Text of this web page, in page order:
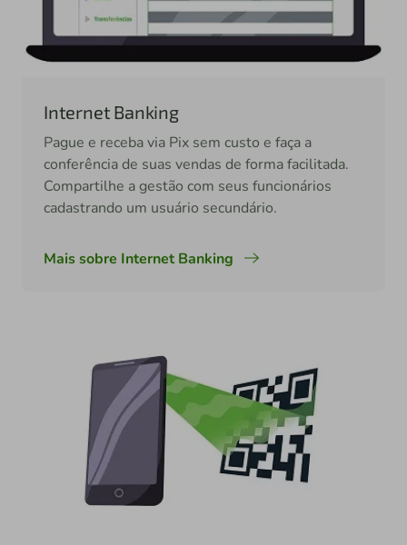
Internet Banking
Pague e receba via Pix sem custo e faça a
conferência de suas vendas de forma facilitada.
Compartilhe a gestão com seus funcionários
cadastrando um usuário secundário.
Mais sobre Internet Banking